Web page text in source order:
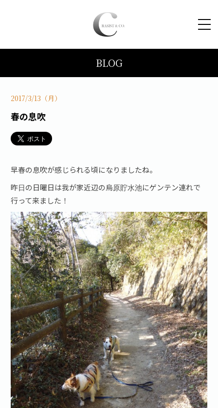
コンセプト
ブログ
会社案内
お問い合わせ·資料請求
BLOG
2017/3/13（月）
春の息吹
早春の息吹が感じられる頃になりましたね。
昨日の日曜日は我が家近辺の烏原貯水池にゲンテン連れで
行って来ました！